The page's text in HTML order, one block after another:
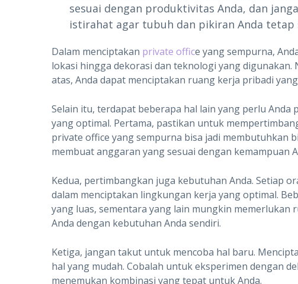
sesuai dengan produktivitas Anda, dan
istirahat agar tubuh dan pikiran Anda tetap
Dalam menciptakan private office yang sempurna,
lokasi hingga dekorasi dan teknologi yang
atas, Anda dapat menciptakan ruang kerja pribadi
Selain itu, terdapat beberapa hal lain yang perlu Anda
yang optimal. Pertama, pastikan untuk
private office yang sempurna bisa jadi membutuhkan
membuat anggaran yang sesuai dengan kemampuan
Kedua, pertimbangkan juga kebutuhan Anda. Setiap
dalam menciptakan lingkungan kerja yang optimal.
yang luas, sementara yang lain mungkin memerlukan
Anda dengan kebutuhan Anda sendiri.
Ketiga, jangan takut untuk mencoba hal baru.
hal yang mudah. Cobalah untuk eksperimen dengan
menemukan kombinasi yang tepat untuk Anda.